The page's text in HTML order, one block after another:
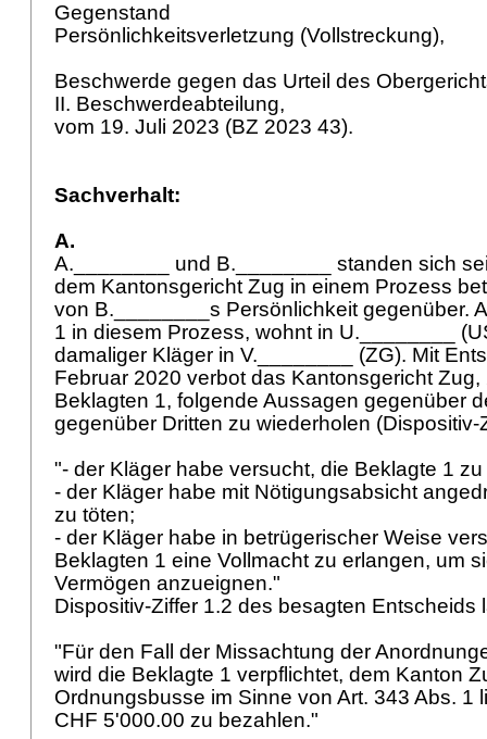
Gegenstand
Persönlichkeitsverletzung (Vollstreckung),
Beschwerde gegen das Urteil des
II. Beschwerdeabteilung,
vom 19. Juli 2023 (BZ 2023 43).
Sachverhalt:
A.
A.________ und B.________ standen sich
dem Kantonsgericht Zug in einem Prozess
von B.________s Persönlichkeit gegenüber.
1 in diesem Prozess, wohnt in U.________
damaliger Kläger in V.________ (ZG). Mit
Februar 2020 verbot das Kantonsgericht Zug,
Beklagten 1, folgende Aussagen gegenüber
gegenüber Dritten zu wiederholen
"- der Kläger habe versucht, die Beklagte 1
- der Kläger habe mit Nötigungsabsicht
zu töten;
- der Kläger habe in betrügerischer Weise
Beklagten 1 eine Vollmacht zu erlangen, um
Vermögen anzueignen."
Dispositiv-Ziffer 1.2 des besagten Entscheids
"Für den Fall der Missachtung der
wird die Beklagte 1 verpflichtet, dem Kanton
Ordnungsbusse im Sinne von Art. 343 Abs. 1
CHF 5'000.00 zu bezahlen."